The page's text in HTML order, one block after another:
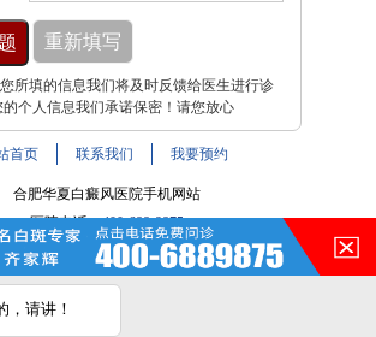
您所填的信息我们将及时反馈给医生进行诊
个人信息我们承诺保密！请您放心
首页 联系我们 我要预约
合肥华夏白癜风医院手机网站
医院电话：400-688-9875
址：合肥市铜陵路与裕溪路交叉路口
息仅供参考，不能作为诊断及医疗依据，服用
时请遵医嘱。如有转载或引用文章涉及版权
，请讲！